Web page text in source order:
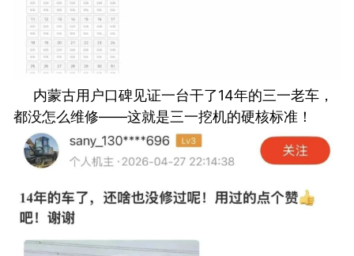
内蒙古用户口碑见证一台干了14年的三一老车，
都没怎么维修——这就是三一挖机的硬核标准！